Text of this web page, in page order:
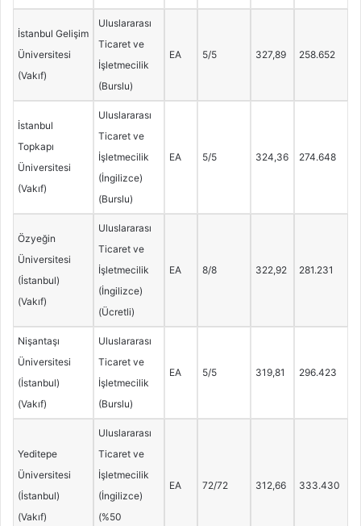
İstanbul Gelişim
Üniversitesi
(Vakıf)
Uluslararası
Ticaret ve
İşletmecilik
(Burslu)
EA 5/5 327,89 258.652
İstanbul
Topkapı
Üniversitesi
(Vakıf)
Uluslararası
Ticaret ve
İşletmecilik
(İngilizce)
(Burslu)
EA 5/5 324,36 274.648
Özyeğin
Üniversitesi
(İstanbul)
(Vakıf)
Uluslararası
Ticaret ve
İşletmecilik
(İngilizce)
(Ücretli)
EA 8/8 322,92 281.231
Nişantaşı
Üniversitesi
(İstanbul)
(Vakıf)
Uluslararası
Ticaret ve
İşletmecilik
(Burslu)
EA 5/5 319,81 296.423
Yeditepe
Üniversitesi
(İstanbul)
(Vakıf)
Uluslararası
Ticaret ve
İşletmecilik
(İngilizce)
(%50
EA 72/72 312,66 333.430